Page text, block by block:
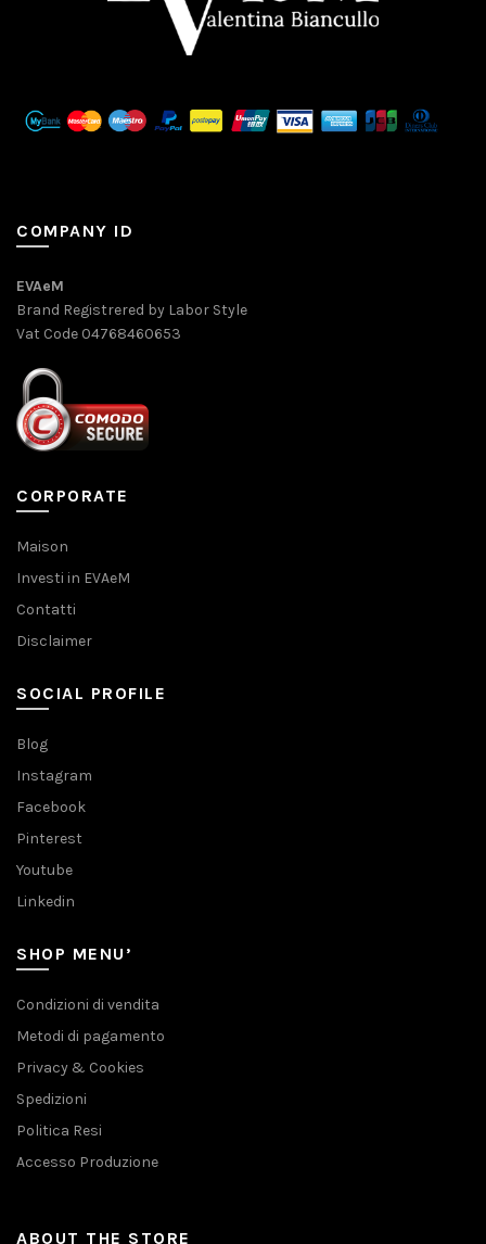
COMPANY ID
EVAeM
Brand Registrered by Labor Style
Vat Code 04768460653
CORPORATE
Maison
Investi in EVAeM
Contatti
Disclaimer
SOCIAL PROFILE
Blog
Instagram
Facebook
Pinterest
Youtube
Linkedin
SHOP MENU’
Condizioni di vendita
Metodi di pagamento
Privacy & Cookies
Spedizioni
Politica Resi
Accesso Produzione
ABOUT THE STORE